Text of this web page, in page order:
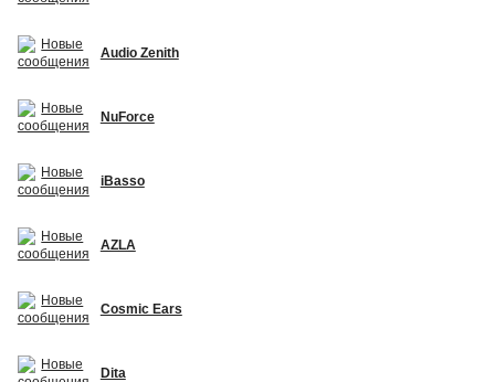
Audio Zenith
NuForce
iBasso
AZLA
Cosmic Ears
Dita